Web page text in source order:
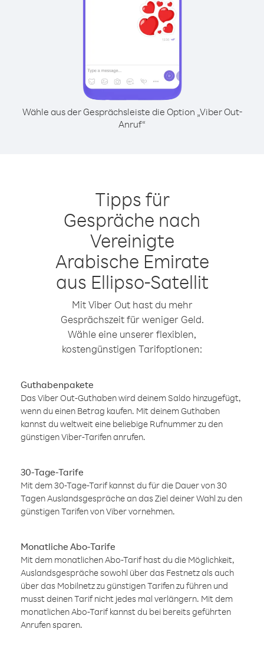
Wähle aus der Gesprächsleiste die Option „Viber Out-
Anruf“
Tipps für
Gespräche nach
Vereinigte
Arabische Emirate
aus Ellipso-Satellit
Mit Viber Out hast du mehr
Gesprächszeit für weniger Geld.
Wähle eine unserer flexiblen,
kostengünstigen Tarifoptionen:
Guthabenpakete
Das Viber Out-Guthaben wird deinem Saldo hinzugefügt,
wenn du einen Betrag kaufen. Mit deinem Guthaben
kannst du weltweit eine beliebige Rufnummer zu den
günstigen Viber-Tarifen anrufen.
30-Tage-Tarife
Mit dem 30-Tage-Tarif kannst du für die Dauer von 30
Tagen Auslandsgespräche an das Ziel deiner Wahl zu den
günstigen Tarifen von Viber vornehmen.
Monatliche Abo-Tarife
Mit dem monatlichen Abo-Tarif hast du die Möglichkeit,
Auslandsgespräche sowohl über das Festnetz als auch
über das Mobilnetz zu günstigen Tarifen zu führen und
musst deinen Tarif nicht jedes mal verlängern. Mit dem
monatlichen Abo-Tarif kannst du bei bereits geführten
Anrufen sparen.